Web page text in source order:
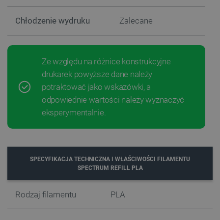
Chłodzenie wydruku Zalecane
Ze względu na różnice konstrukcyjne
drukarek powyższe dane należy
potraktować jako wskazówki, a
odpowiednie wartości należy wyznaczyć
eksperymentalnie.
SPECYFIKACJA TECHNICZNA I WŁAŚCIWOŚCI FILAMENTU
SPECTRUM REFILL PLA
Rodzaj filamentu PLA
VISITOR_PRIVACY_METADATA
YouTube